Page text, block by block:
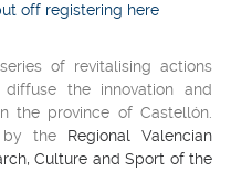
off registering here
of revitalising actions
the innovation and
the province of Castellón.
by the Regional Valencian
Culture and Sport of the